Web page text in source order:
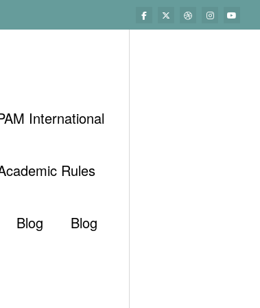
International
Rules
Blog Blog
Yeni Suudi Veliahtı & Artan Kaos Riski